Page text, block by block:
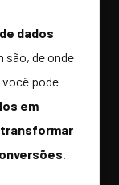
dados
são, de onde
pode
em
transformar
.